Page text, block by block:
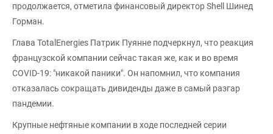
продолжается, отметила финансовый директор Shell Шинед
Горман.
Глава TotalEnergies Патрик Пуянне подчеркнул, что реакция
французской компании сейчас такая же, как и во время
COVID-19: "никакой паники". Он напомнил, что компания
отказалась сокращать дивиденды даже в самый разгар
пандемии.
Крупные нефтяные компании в ходе последней серии